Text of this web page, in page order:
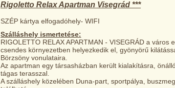
Rigoletto Relax Apartman Visegrád ***
SZÉP kártya elfogadóhely- WIFI
Szálláshely ismertetése:
RIGOLETTO RELAX APARTMAN - VISEGRÁD a város
csendes környezetben helyezkedik el, gyönyörű
Börzsöny vonulataira.
Az apartman egy társasházban került kialakításra,
tágas terasszal.
A szálláshely közelében Duna-part, sportpálya,